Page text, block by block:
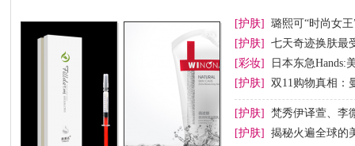
[护肤]
璐熙可“时尚女
[护肤]
七天奇迹换肤最
[彩妆]
日本东急Hands:
[护肤]
双11购物真相：
[护肤]
梵秀伊译萱、李
[护肤]
揭秘火遍全球的